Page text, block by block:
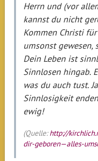
Herrn und (vor
kannst du nicht
Kommen Christi
umsonst
Dein Leben ist
Sinnlosen hingab.
was du auch tust.
Sinnlosigkeit
ewig!
(Quelle:http://
dir-geboren—alles-